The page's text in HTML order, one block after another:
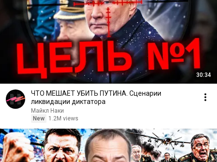
30:34
ЧТО МЕШАЕТ УБИТЬ ПУТИНА. Сценарии
ликвидации диктатора
Майкл Наки
New
1.2M views